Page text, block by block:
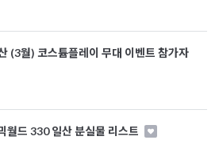
(3월) 코스튬플레이 무대 이벤트 참가자
월드 330 일산 분실물 리스트